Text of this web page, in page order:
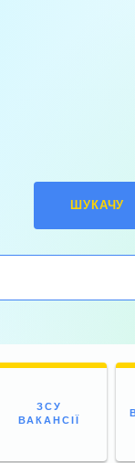
ШУКАЧУ
ЗСУ
ВАКАНСІЇ